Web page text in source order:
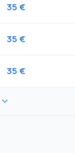
35 €
35 €
35 €